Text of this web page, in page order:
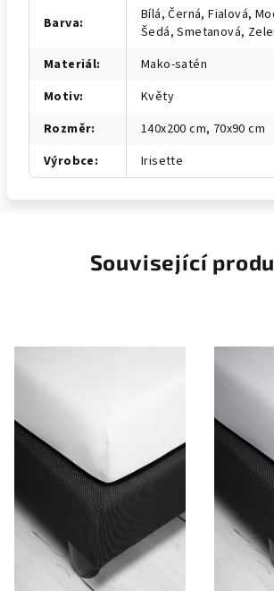
Barva:
Bílá, Černá, Fialová,
Šedá, Smetanová,
Materiál:
Mako-satén
Motiv:
Květy
Rozměr:
140x200 cm, 70x90 cm
Výrobce: Irisette
Související